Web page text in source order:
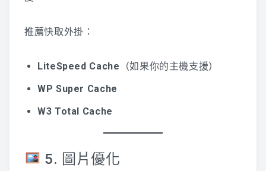
推薦快取外掛：
LiteSpeed Cache （如果你的主機支援）
WP Super Cache
W3 Total Cache
5. 圖片優化